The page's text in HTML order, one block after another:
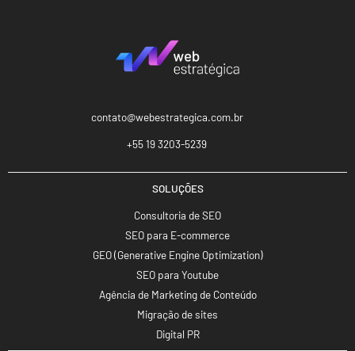
contato@webestrategica.com.br
+55 19 3203-5239
SOLUÇÕES
Consultoria de SEO
SEO para E-commerce
GEO (Generative Engine Optimization)
SEO para Youtube
Agência de Marketing de Conteúdo
Migração de sites
Digital PR